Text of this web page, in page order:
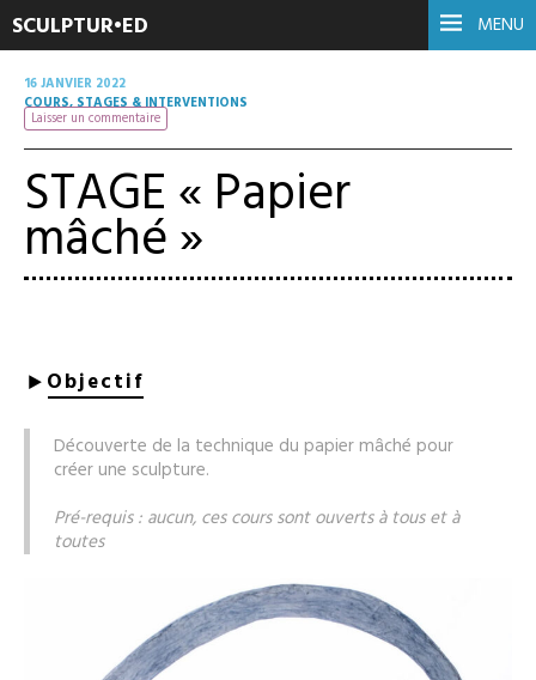
MENU
SCULPTUR•ED
16 JANVIER 2022
COURS, STAGES & INTERVENTIONS
Laisser un commentaire
STAGE « Papier
mâché »
Objectif
Découverte de la technique du papier mâché pour
créer une sculpture.
Pré-requis : aucun, ces cours sont ouverts à tous et à
toutes